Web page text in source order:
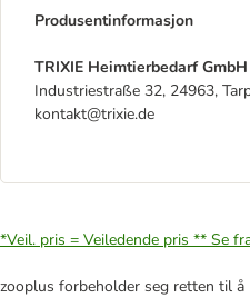
Produsentinformasjon
TRIXIE Heimtierbedarf GmbH
Industriestraße 32, 24963,
kontakt@trixie.de
*Veil. pris = Veiledende pris ** Se
zooplus forbeholder seg retten til